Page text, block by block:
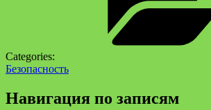
Categories:
Безопасность
Навигация по записям